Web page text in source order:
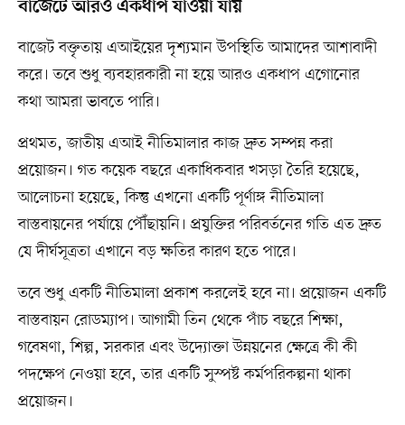
বাজেটে আরও একধাপ যাওয়া যায়
বাজেট বক্তৃতায় এআইয়ের দৃশ্যমান উপস্থিতি আমাদের আশাবাদী
করে। তবে শুধু ব্যবহারকারী না হয়ে আরও একধাপ এগোনোর
কথা আমরা ভাবতে পারি।
প্রথমত, জাতীয় এআই নীতিমালার কাজ দ্রুত সম্পন্ন করা
প্রয়োজন। গত কয়েক বছরে একাধিকবার খসড়া তৈরি হয়েছে,
আলোচনা হয়েছে, কিন্তু এখনো একটি পূর্ণাঙ্গ নীতিমালা
বাস্তবায়নের পর্যায়ে পৌঁছায়নি। প্রযুক্তির পরিবর্তনের গতি এত দ্রুত
যে দীর্ঘসূত্রতা এখানে বড় ক্ষতির কারণ হতে পারে।
তবে শুধু একটি নীতিমালা প্রকাশ করলেই হবে না। প্রয়োজন একটি
বাস্তবায়ন রোডম্যাপ। আগামী তিন থেকে পাঁচ বছরে শিক্ষা,
গবেষণা, শিল্প, সরকার এবং উদ্যোক্তা উন্নয়নের ক্ষেত্রে কী কী
পদক্ষেপ নেওয়া হবে, তার একটি সুস্পষ্ট কর্মপরিকল্পনা থাকা
প্রয়োজন।